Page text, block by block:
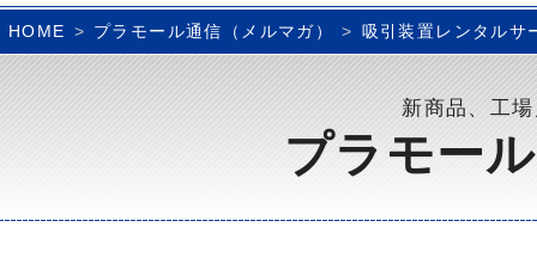
HOME プラモール通信（メルマガ） 吸引装置レンタル
新商品、工
プラモー